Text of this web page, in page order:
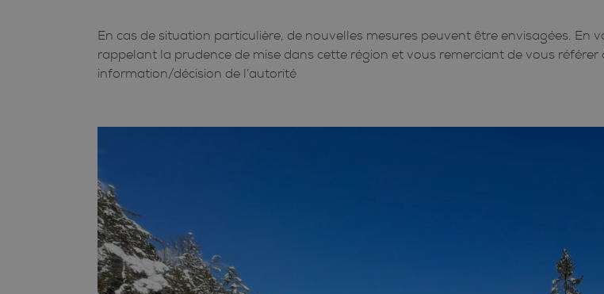
En cas de situation particulière, de nouvelles mesures peuvent être envisagées. En
rappelant la prudence de mise dans cette région et vous remerciant de vous référer
information/décision de l’autorité